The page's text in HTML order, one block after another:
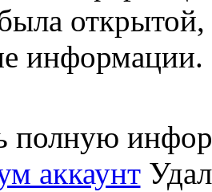
открытой,
информации.
полную
аккаунт